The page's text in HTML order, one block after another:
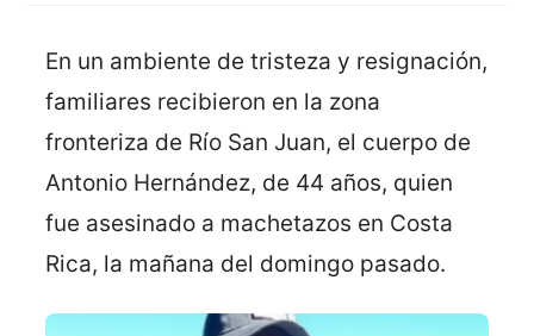
En un ambiente de tristeza y resignación,
familiares recibieron en la zona
fronteriza de Río San Juan, el cuerpo de
Antonio Hernández, de 44 años, quien
fue asesinado a machetazos en Costa
Rica, la mañana del domingo pasado.